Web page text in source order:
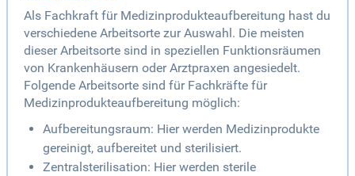
Als Fachkraft für Medizinprodukteaufbereitung hast du
verschiedene Arbeitsorte zur Auswahl. Die meisten
dieser Arbeitsorte sind in speziellen Funktionsräumen
von Krankenhäusern oder Arztpraxen angesiedelt.
Folgende Arbeitsorte sind für Fachkräfte für
Medizinprodukteaufbereitung möglich:
Aufbereitungsraum: Hier werden Medizinprodukte
gereinigt, aufbereitet und sterilisiert.
Zentralsterilisation: Hier werden sterile